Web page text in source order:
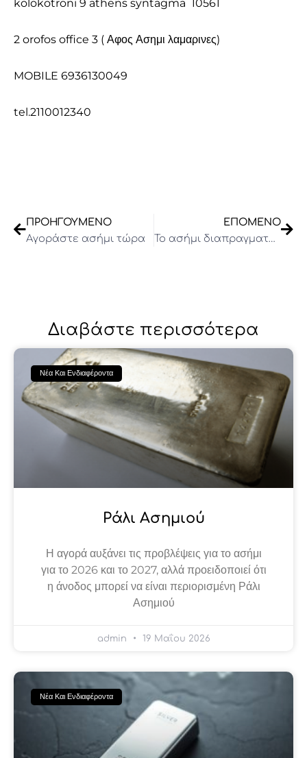
kolokotroni 9 athens syntagma 10561
2 orofos office 3 ( Αφος Ασημι λαμαρινες)
MOBILE 6936130049
tel.2110012340
ΠΡΟΗΓΟΎΜΕΝΟ
Αγοράστε ασήμι τώρα
ΕΠΌΜΕΝΟ
Το ασήμι διαπραγματεύεται
Διαβάστε περισσότερα
Νέα Και Ενδιαφέροντα
Ράλι Ασημιού
Η αγορά αυξάνει τις προβλέψεις για το ασήμι
για το 2026 και το 2027, αλλά προειδοποιεί ότι
η άνοδος μπορεί να είναι περιορισμένη Ράλι
Ασημιού
admin 19 Μαΐου 2026
Νέα Και Ενδιαφέροντα